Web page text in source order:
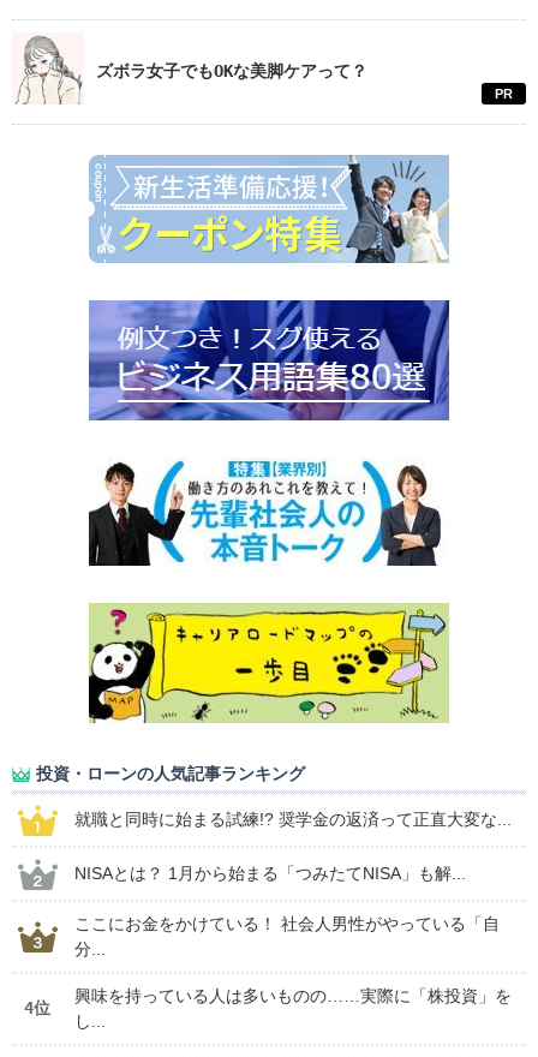
ズボラ女子でもOKな美脚ケアって？
PR
投資・ローンの人気記事ランキング
就職と同時に始まる試練!? 奨学金の返済って正直大変な...
NISAとは？ 1月から始まる「つみたてNISA」も解...
ここにお金をかけている！ 社会人男性がやっている「自
分...
4位
興味を持っている人は多いものの……実際に「株投資」を
し...